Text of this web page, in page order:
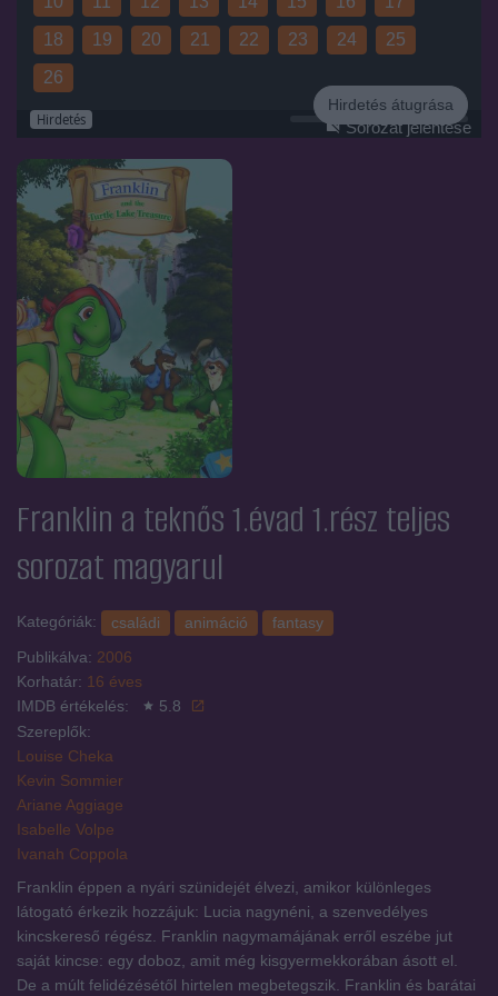
Hirdetés
Hirdetés átugrása
18
19 20 21 22 23 24
25
26
Sorozat jelentése
Franklin a teknős 1.évad 1.rész teljes
sorozat magyarul
Kategóriák: családi animáció
fantasy
Publikálva: 2006
Korhatár: 16 éves
IMDB értékelés:
5.8
Szereplők:
Louise Cheka
Kevin Sommier
Ariane Aggiage
Isabelle Volpe
Ivanah Coppola
Franklin éppen a nyári szünidejét élvezi, amikor különleges
látogató érkezik hozzájuk: Lucia nagynéni, a szenvedélyes
kincskereső régész. Franklin nagymamájának erről eszébe jut
saját kincse: egy doboz, amit még kisgyermekkorában ásott el.
De a múlt felidézésétől hirtelen megbetegszik. Franklin és barátai